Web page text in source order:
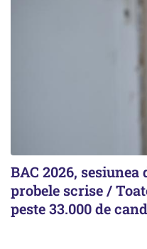
BAC 2026,
probele scrise /
peste 33.000 de